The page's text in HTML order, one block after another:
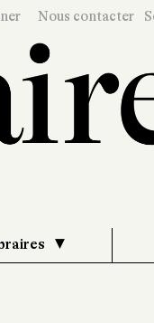
Nous contacter